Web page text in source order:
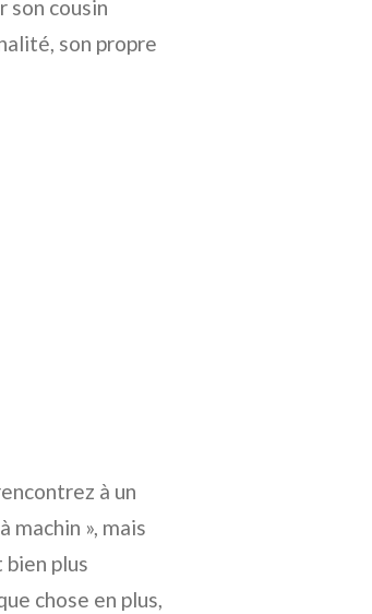
son cousin
son propre
à un
machin », mais
plus
chose en plus,